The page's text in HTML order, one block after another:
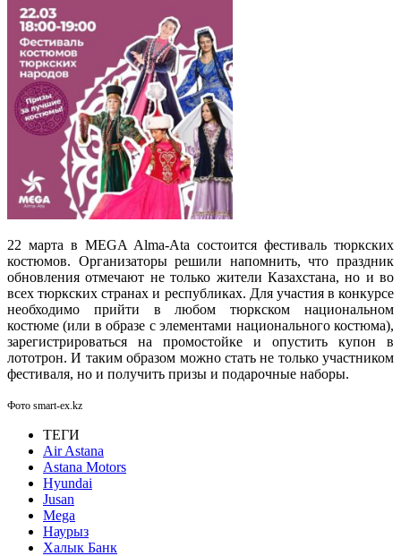
22 марта в MEGA Alma-Ata состоится фестиваль тюркских
костюмов. Организаторы решили напомнить, что праздник
обновления отмечают не только жители Казахстана, но и во
всех тюркских странах и республиках. Для участия в конкурсе
необходимо прийти в любом тюркском национальном
костюме (или в образе с элементами национального костюма),
зарегистрироваться на промостойке и опустить купон в
лототрон. И таким образом можно стать не только участником
фестиваля, но и получить призы и подарочные наборы.
Фото smart-ex.kz
ТЕГИ
Air Astana
Astana Motors
Hyundai
Jusan
Mega
Наурыз
Халык Банк